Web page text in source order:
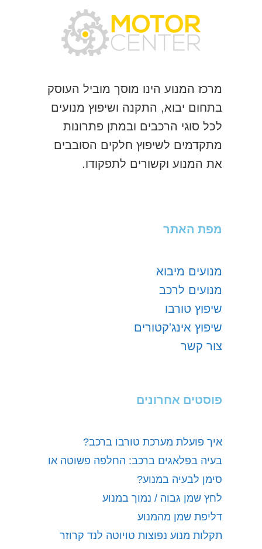
מרכז המנוע הינו מוסך מוביל העוסק
בתחום יבוא, התקנה ושיפוץ מנועים
לכל סוגי הרכבים ובמתן פתרונות
מתקדמים לשיפוץ חלקים הסובבים
את המנוע וקשורים לתפקודו.
מפת האתר
מנועים מיבוא
מנועים לרכב
שיפוץ טורבו
שיפוץ אינג'קטורים
צור קשר
פוסטים אחרונים
איך פועלת מערכת טורבו ברכב?
בעיה בפלאגים ברכב: החלפה פשוטה או
סימן לבעיה במנוע?
לחץ שמן גבוה / נמוך במנוע
דליפת שמן מהמנוע
תקלות מנוע נפוצות טויוטה לנד קרוזר